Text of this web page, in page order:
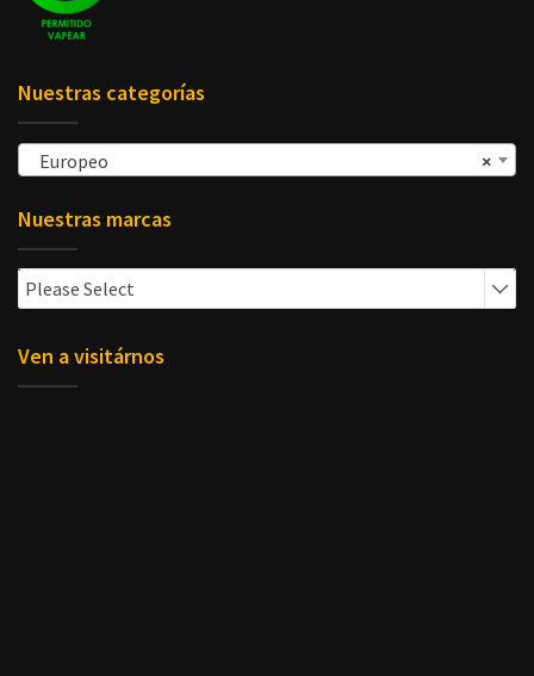
Nuestras categorías
×
Europeo
Nuestras marcas
Please Select
Ven a visitárnos